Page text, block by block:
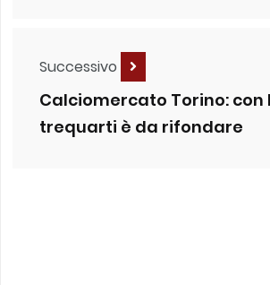
Successivo
Calciomercato Torino: con
trequarti è da rifondare